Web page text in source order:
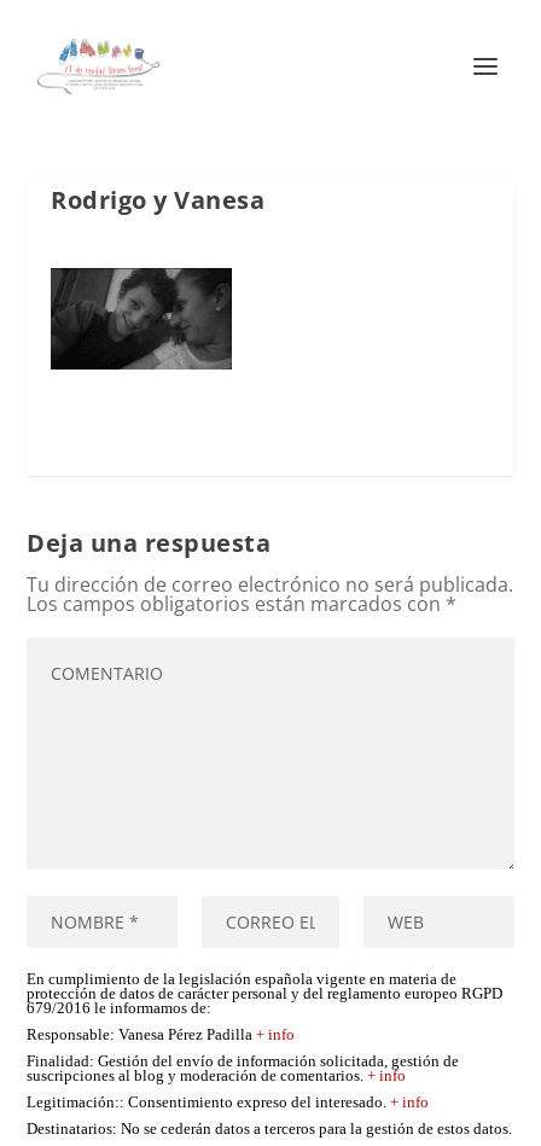
Rodrigo y Vanesa
Deja una respuesta
Tu dirección de correo electrónico no será publicada.
Los campos obligatorios están marcados con *
En cumplimiento de la legislación española vigente en materia de
protección de datos de carácter personal y del reglamento europeo RGPD
679/2016 le informamos de:
Responsable: Vanesa Pérez Padilla+ info
Finalidad: Gestión del envío de información solicitada, gestión de
suscripciones al blog y moderación de comentarios.+ info
Legitimación:: Consentimiento expreso del interesado.+ info
Destinatarios: No se cederán datos a terceros para la gestión de estos datos.